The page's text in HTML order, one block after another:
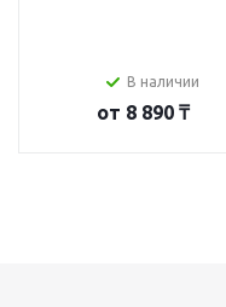
В наличии
от 8 890 ₸